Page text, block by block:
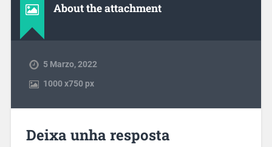
About the attachment
5 Marzo, 2022
1000x750 px
Deixa unha resposta